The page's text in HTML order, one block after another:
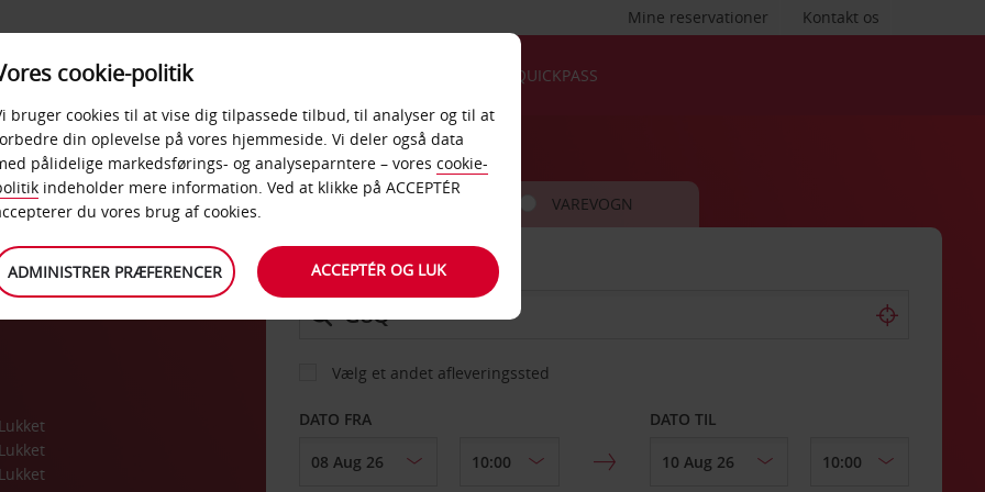
Kontakt os
Mine reservationer
PRODUKTER &
KONTORER
QUICKPASS
Lukket
Lukket
Lukket
BIL VAREVOGN
AFHENT FRA
Vælg et andet afleveringssted
DATO FRA DATO TIL
cookie-politik
bruger cookies til at vise dig tilpassede tilbud, til analyser og til at
din oplevelse på vores hjemmeside. Vi deler også data
pålidelige markedsførings- og analyseparntere – vores cookie-
indeholder mere information. Ved at klikke på ACCEPTÉR
du vores brug af cookies.
ADMINISTRER PRÆFERENCER ACCEPTÉR OG LUK